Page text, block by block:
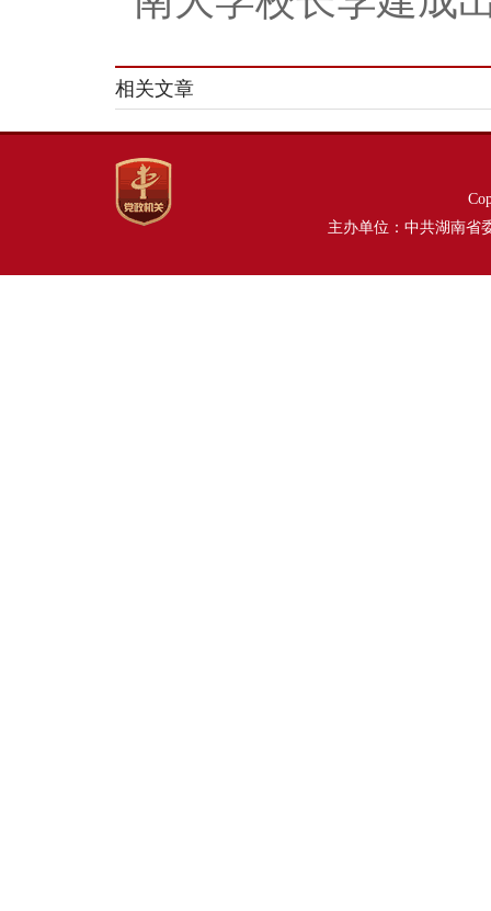
相关文章
主办单位：中共湖南省